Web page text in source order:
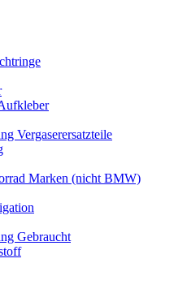
Vergaserersatzteile
Marken (nicht BMW)
Gebraucht